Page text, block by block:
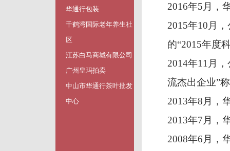
华通行包装
千鹤湾国际老年养生社
区
江苏白马商城有限公司
广州皇玛拍卖
中山市华通行茶叶批发
中心
2016年5月，
2015年10月
的“2015年度
2014年11月
流杰出企业”
2013年8月，
2013年7月，
2008年6月，